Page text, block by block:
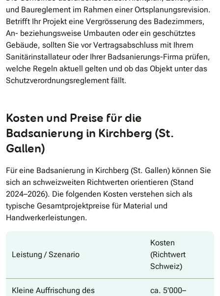
und Baureglement im Rahmen einer Ortsplanungsrevision.
Betrifft Ihr Projekt eine Vergrösserung des Badezimmers,
An- beziehungsweise Umbauten oder ein geschütztes
Gebäude, sollten Sie vor Vertragsabschluss mit Ihrem
Sanitärinstallateur oder Ihrer Badsanierungs-Firma prüfen,
welche Regeln aktuell gelten und ob das Objekt unter das
Schutzverordnungsreglement fällt.
Kosten und Preise für die
Badsanierung in Kirchberg (St.
Gallen)
Für eine Badsanierung in Kirchberg (St. Gallen) können Sie
sich an schweizweiten Richtwerten orientieren (Stand
2024–2026). Die folgenden Kosten verstehen sich als
typische Gesamtprojektpreise für Material und
Handwerkerleistungen.
Leistung / Szenario
Kosten
(Richtwert
Schweiz)
Kleine Auffrischung des
ca. 5'000–